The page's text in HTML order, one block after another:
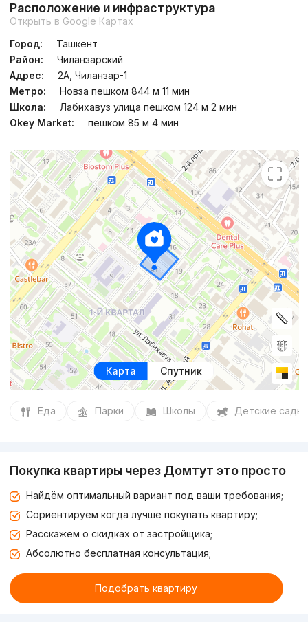
Расположение и инфраструктура
Открыть в Google Картах
Город:
Ташкент
Район:
Чиланзарский
Адрес:
2А, Чиланзар-1
Метро:
Новза пешком 844 м 11 мин
Школа:
Лабихавуз улица пешком 124 м 2 мин
Okey Market:
пешком 85 м 4 мин
Карта Спутник
Еда Парки Школы Детские сады
Покупка квартиры через Домтут это просто
Найдём оптимальный вариант под ваши требования;
Сориентируем когда лучше покупать квартиру;
Расскажем о скидках от застройщика;
Абсолютно бесплатная консультация;
Подобрать квартиру